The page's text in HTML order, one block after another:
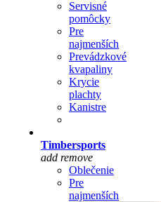
Servisné
pomôcky
Pre
najmenších
Prevádzkové
kvapaliny
Krycie
plachty
Kanistre
Timbersports
add remove
Oblečenie
Pre
najmenších